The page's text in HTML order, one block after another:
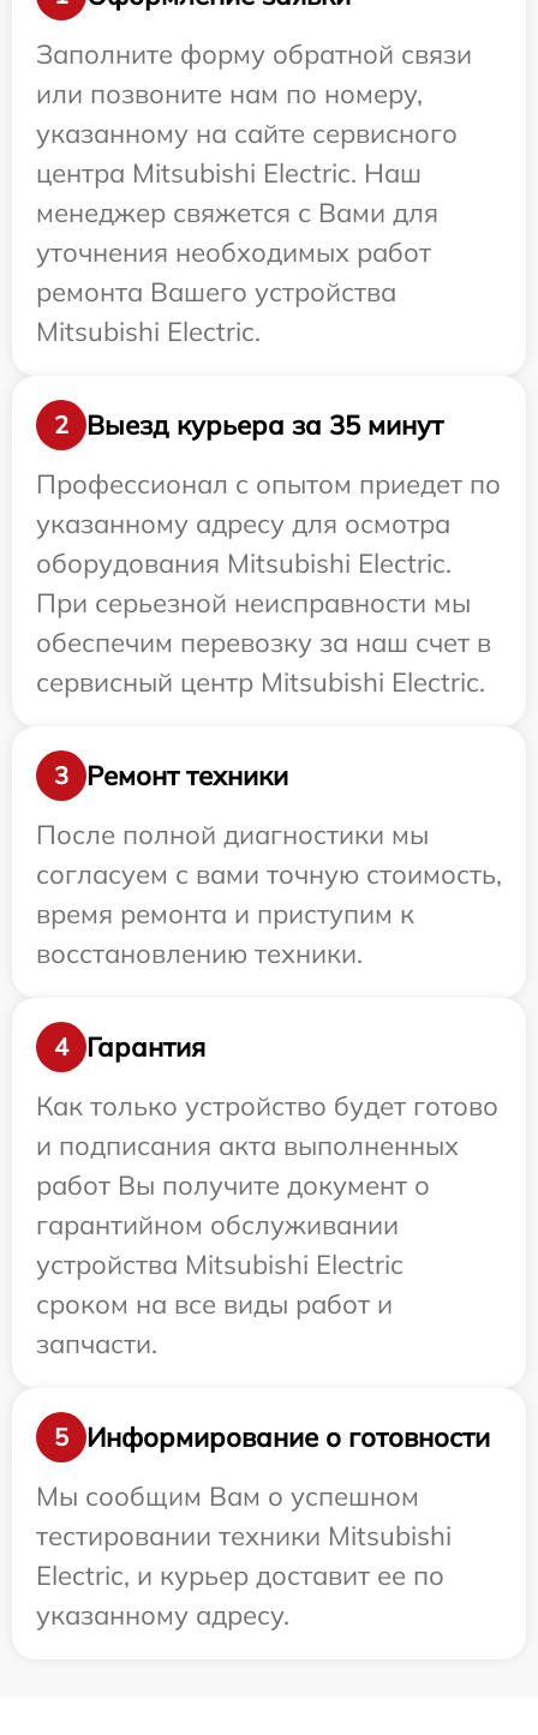
Заполните форму обратной связи
или позвоните нам по номеру,
указанному на сайте сервисного
центра Mitsubishi Electric. Наш
менеджер свяжется с Вами для
уточнения необходимых работ
ремонта Вашего устройства
Mitsubishi Electric.
2
Выезд курьера за 35 минут
Профессионал с опытом приедет по
указанному адресу для осмотра
оборудования Mitsubishi Electric.
При серьезной неисправности мы
обеспечим перевозку за наш счет в
сервисный центр Mitsubishi Electric.
3
Ремонт техники
После полной диагностики мы
согласуем с вами точную стоимость,
время ремонта и приступим к
восстановлению техники.
4
Гарантия
Как только устройство будет готово
и подписания акта выполненных
работ Вы получите документ о
гарантийном обслуживании
устройства Mitsubishi Electric
сроком на все виды работ и
запчасти.
5
Информирование о готовности
Мы сообщим Вам о успешном
тестировании техники Mitsubishi
Electric, и курьер доставит ее по
указанному адресу.